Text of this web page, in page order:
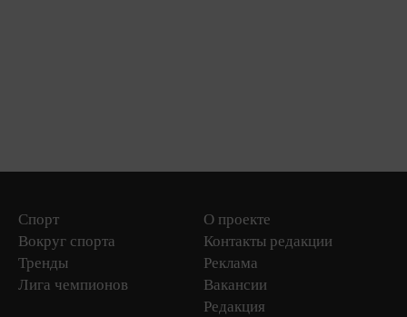
Спорт
Вокруг спорта
Тренды
Лига чемпионов
О проекте
Контакты редакции
Реклама
Вакансии
Редакция